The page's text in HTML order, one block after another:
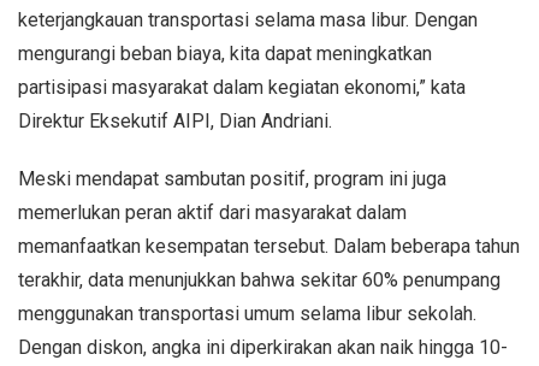
keterjangkauan transportasi selama masa libur. Dengan
mengurangi beban biaya, kita dapat meningkatkan
partisipasi masyarakat dalam kegiatan ekonomi,” kata
Direktur Eksekutif AIPI, Dian Andriani.
Meski mendapat sambutan positif, program ini juga
memerlukan peran aktif dari masyarakat dalam
memanfaatkan kesempatan tersebut. Dalam beberapa tahun
terakhir, data menunjukkan bahwa sekitar 60% penumpang
menggunakan transportasi umum selama libur sekolah.
Dengan diskon, angka ini diperkirakan akan naik hingga 10-